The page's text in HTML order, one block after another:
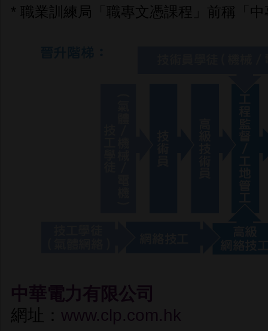
* 職業訓練局「職專文憑課程」前稱「
中華電力有限公司
網址： www.clp.com.hk